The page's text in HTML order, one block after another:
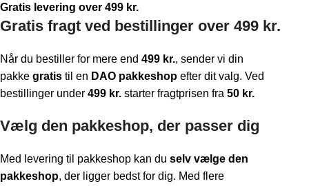
Gratis levering over 499 kr.
Gratis fragt ved bestillinger over 499 kr.
Når du bestiller for mere end 499 kr., sender vi din
pakke gratis til en DAO pakkeshop efter dit valg. Ved
bestillinger under 499 kr. starter fragtprisen fra 50 kr.
Vælg den pakkeshop, der passer dig
Med levering til pakkeshop kan du selv vælge den
pakkeshop, der ligger bedst for dig. Med flere